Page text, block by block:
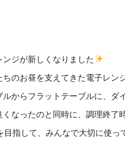
ンジが新しくなりました
ちのお昼を支えてきた電子レン
ルからフラットテーブルに、ダ
くなったのと同時に、調理終了
目指して、みんなで大切に使っ